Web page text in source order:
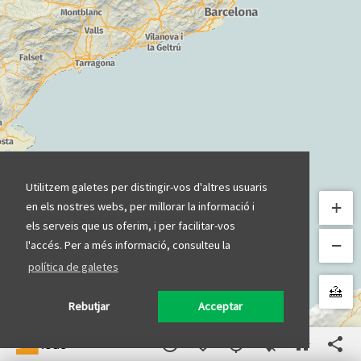
Utilitzem galetes per distingir-vos d'altres usuaris
en els nostres webs, per millorar la informació i
els serveis que us oferim, i per facilitar-vos
l'accés. Per a més informació, consulteu la
política de galetes
Rebutjar Acceptar
info_outline favorite_border my_location location_off home share
+
−